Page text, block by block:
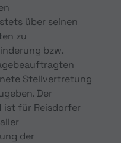
über seinen
zu
bzw.
Stellvertretung
Der
ist für Reisdorfer
der